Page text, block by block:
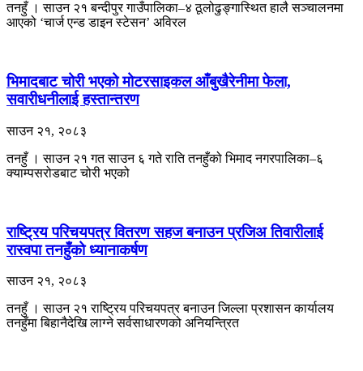
तनहुँ । साउन २१ बन्दीपुर गाउँपालिका–४ ठूलोढुङ्गास्थित हालै सञ्चालनमा
आएको ‘चार्ज एन्ड डाइन स्टेसन’ अविरल
भिमादबाट चोरी भएको मोटरसाइकल आँबुखैरेनीमा फेला,
सवारीधनीलाई हस्तान्तरण
साउन २१, २०८३
तनहुँ । साउन २१ गत साउन ६ गते राति तनहुँको भिमाद नगरपालिका–६
क्याम्पसरोडबाट चोरी भएको
राष्ट्रिय परिचयपत्र वितरण सहज बनाउन प्रजिअ तिवारीलाई
रास्वपा तनहुँको ध्यानाकर्षण
साउन २१, २०८३
तनहुँ । साउन २१ राष्ट्रिय परिचयपत्र बनाउन जिल्ला प्रशासन कार्यालय
तनहुँमा बिहानैदेखि लाग्ने सर्वसाधारणको अनियन्त्रित